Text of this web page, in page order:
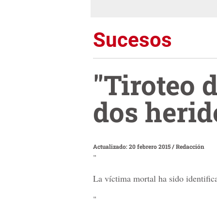
Sucesos
"Tiroteo
dos
Actualizado: 20 febrero 2015/Redacción
"
La víctima mortal ha sido